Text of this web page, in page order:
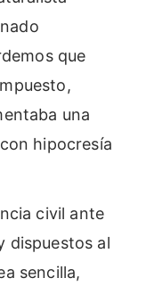
que
una
hipocresía
civil ante
dispuestos al
sencilla,